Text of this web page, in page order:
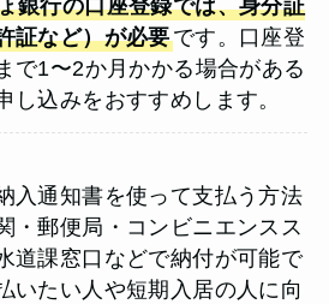
銀行の口座登録では、身分証
証など）が必要です。口座登
で1〜2か月かかる場合がある
し込みをおすすめします。
入通知書を使って支払う方法
・郵便局・コンビニエンスス
道課窓口などで納付が可能で
いたい人や短期入居の人に向